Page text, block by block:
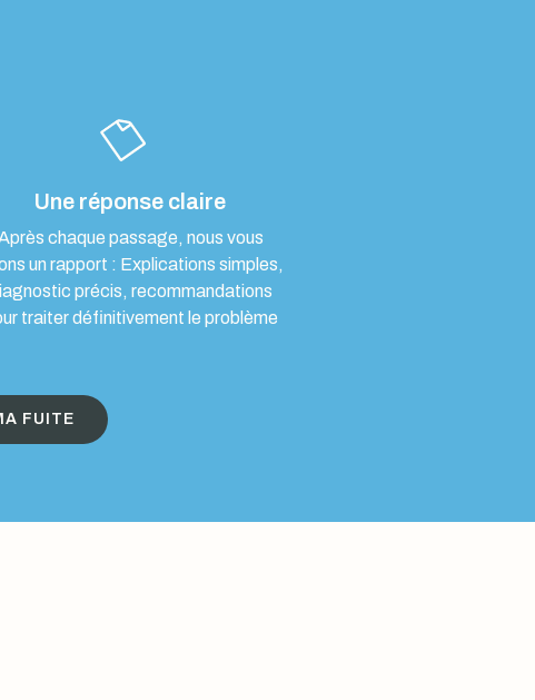
Une réponse claire
chaque passage, nous vous
un rapport : Explications simples,
précis, recommandations
traiter définitivement le problème
FUITE